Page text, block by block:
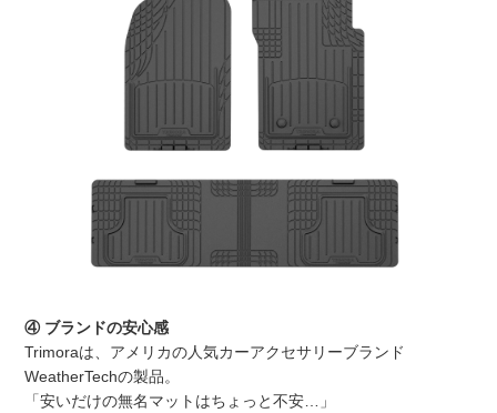
④ ブランドの安心感
Trimoraは、アメリカの人気カーアクセサリーブランド
WeatherTechの製品。
「安いだけの無名マットはちょっと不安…」